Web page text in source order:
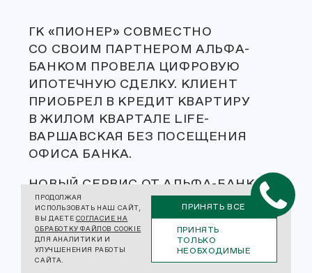
ГК «ПИОНЕР» СОВМЕСТНО
СО СВОИМ ПАРТНЕРОМ АЛЬФА-
БАНКОМ ПРОВЕЛА ЦИФРОВУЮ
ИПОТЕЧНУЮ СДЕЛКУ. КЛИЕНТ
ПРИОБРЕЛ В КРЕДИТ КВАРТИРУ
В ЖИЛОМ КВАРТАЛЕ LIFE-
ВАРШАВСКАЯ БЕЗ ПОСЕЩЕНИЯ
ОФИСА БАНКА.
НОВЫЙ СЕРВИС ОТ АЛЬФА-БАНКА
ПОЗВОЛЯЕТ БЫСТРО И УДОБНО
ОФОРМИТЬ ИПОТЕКУ, НЕ ВЫХОДЯ
ИЗ ДОМА. КЛИЕНТ ПОДАЕТ ЗАЯВКУ
НА САЙТЕ БАНКА И ЗАГРУЖАЕТ
ПРОДОЛЖАЯ
ИСПОЛЬЗОВАТЬ НАШ САЙТ,
ВЫ ДАЕТЕ СОГЛАСИЕ НА
ОБРАБОТКУ ФАЙЛОВ COOKIE
ДЛЯ АНАЛИТИКИ И
УЛУЧШЕНЕНИЯ РАБОТЫ
САЙТА.
ПРИНЯТЬ ВСЕ
ПРИНЯТЬ
ТОЛЬКО
НЕОБХОДИМЫЕ